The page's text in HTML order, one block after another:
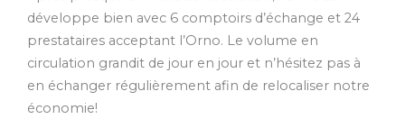
développe bien avec 6 comptoirs d’échange et 24
prestataires acceptant l’Orno. Le volume en
circulation grandit de jour en jour et n’hésitez pas à
en échanger régulièrement afin de relocaliser notre
économie!